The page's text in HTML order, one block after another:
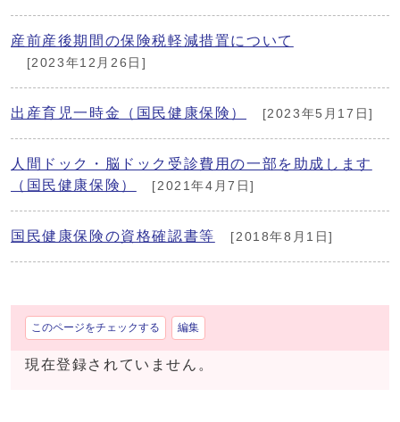
産前産後期間の保険税軽減措置について
[2023年12月26日]
出産育児一時金（国民健康保険） [2023年5月17日]
人間ドック・脳ドック受診費用の一部を助成します
（国民健康保険）
[2021年4月7日]
国民健康保険の資格確認書等 [2018年8月1日]
このページをチェックする 編集
現在登録されていません。